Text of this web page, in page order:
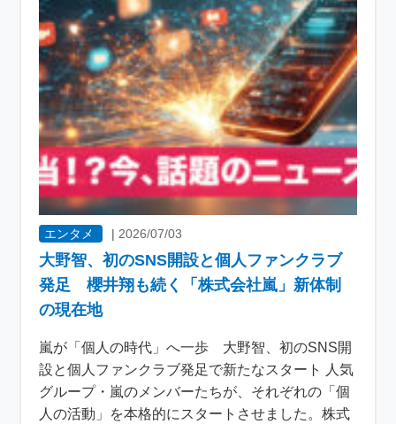
エンタメ |2026/07/03
大野智、初のSNS開設と個人ファンクラブ
発足 櫻井翔も続く「株式会社嵐」新体制
の現在地
嵐が「個人の時代」へ一歩 大野智、初のSNS開
設と個人ファンクラブ発足で新たなスタート 人気
グループ・嵐のメンバーたちが、それぞれの「個
人の活動」を本格的にスタートさせました。株式